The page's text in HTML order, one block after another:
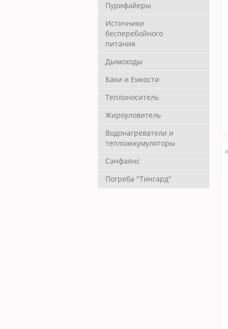
Пурифайеры
Источники
бесперебойного
питания
Дымоходы
Баки и Емкости
Теплоноситель
Жироуловитель
Водонагреватели и
теплоаккумуляторы
Санфаянс
Погреба "Тингард"